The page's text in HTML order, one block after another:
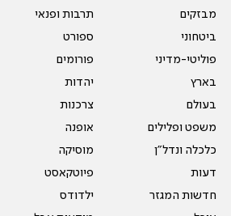
מבזקים
ביטחוני
פוליטי-מדיני
בארץ
בעולם
משפט ופלילים
כלכלה ונדל"ן
דעות
חדשות המגזר
תרבות ופנאי
ספורט
פורומים
יהדות
צרכנות
אופנה
מוסיקה
פיוטקאסט
ילדודס